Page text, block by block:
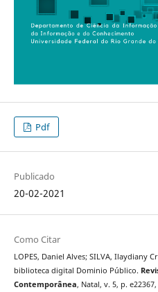
Pdf
Publicado
20-02-2021
Como Citar
LOPES, Daniel Alves; SILVA, Ilaydiany
biblioteca digital Dominio Público.
Contemporânea, Natal, v. 5, p.